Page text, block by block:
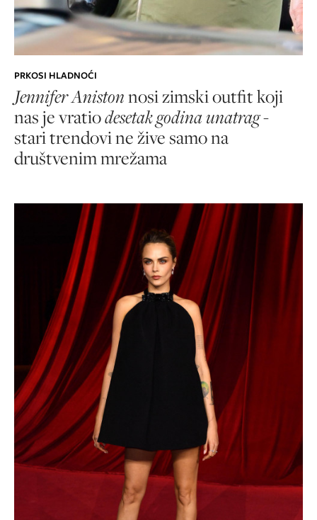
PRKOSI HLADNOĆI
Jennifer Anistonnosi zimski outfit koji
nas je vratiodesetak godina unatrag-
stari trendovi ne žive samo na
društvenim mrežama